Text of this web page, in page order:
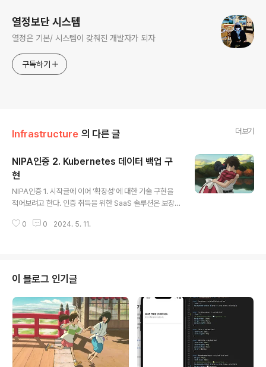
열정보단 시스템
열정은 기본/ 시스템이 갖춰진 개발자가 되자
구독하기
Infrastructure 의 다른 글 더보기
NIPA인증 2. Kubernetes 데이터 백업 구
현
NIPA인증 1. 시작글에 이어 '확장성'에 대한 기술 구현을
적어보려고 한다. 인증 취득을 위한 SaaS 솔루션은 보장
뢰성'에 대한 것이다. 신뢰성이 뭔지 간략히 설명하자면, 선
간'이 보장되어야한다. 운영을 위해 유지되어야할 데이터
가 백업준수율을 지키고 있는지도 보장되어야하고, 데이터
보관(백업), 반환, 그리고 폐지에 대한 정책 및 기술도 구현
되어있어야 한다. 그럼 시작해보자-!데이터 백업 데이터는
왜 백업되어야하는가? 를 먼저 얘기해보려고 한다. '단순히
서버가 다운되면 데이터베이..
0 0 2024. 5. 11.
이 블로그 인기글